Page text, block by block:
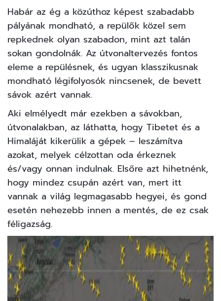
Habár az ég a közúthoz képest szabadabb
pályának mondható, a repülők közel sem
repkednek olyan szabadon, mint azt talán
sokan gondolnák. Az útvonaltervezés fontos
eleme a repülésnek, és ugyan klasszikusnak
mondható légifolyosók nincsenek, de bevett
sávok azért vannak.
Aki elmélyedt már ezekben a sávokban,
útvonalakban, az láthatta, hogy Tibetet és a
Himaláját kikerülik a gépek – leszámítva
azokat, melyek célzottan oda érkeznek
és/vagy onnan indulnak. Elsőre azt hihetnénk,
hogy mindez csupán azért van, mert itt
vannak a világ legmagasabb hegyei, és gond
esetén nehezebb innen a mentés, de ez csak
féligazság.